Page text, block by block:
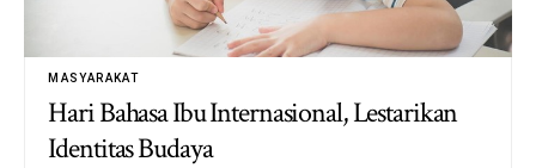
MASYARAKAT
Hari Bahasa Ibu Internasional, Lestarikan
Identitas Budaya